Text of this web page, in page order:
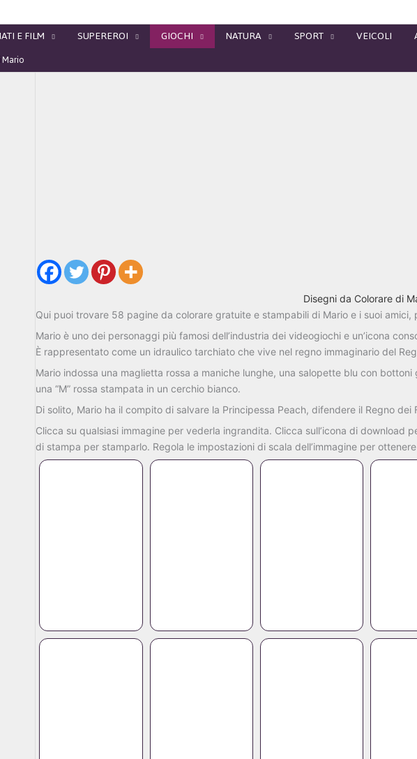
E FILM SUPEREROI GIOCHI NATURA SPORT VEICOLI
Disegni da Colorare di
Qui puoitrovare 58 paginedacoloraregratuitee stampabilidi Marioe i suoi amici,
Mario è unodei personaggi piùfamosidell’industriadeivideogiochie un’icona
È rappresentatocome un idraulicotarchiatochevive nel regno immaginariodel
Mario indossa una maglietta rossa a maniche lunghe, una salopette blucon bottoni
una “M” rossa stampata in uncerchio bianco.
Di solito, Mario ha ilcompitodi salvare la Principessa Peach,difendere il Regnodei
Clicca suqualsiasi immagine pervederla ingrandita. Clicca sull’iconadidownload
di stampa per stamparlo. Regola le impostazionidi scaladell’immagine perottenere